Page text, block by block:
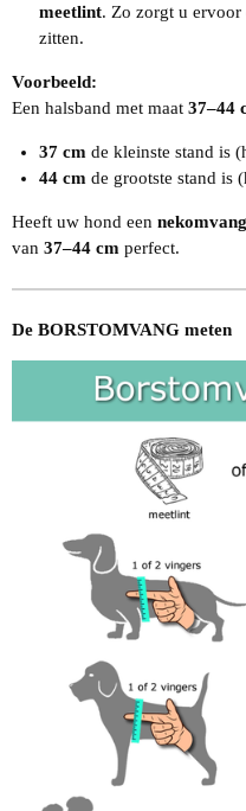
meetlint. Zo zorgt u ervoor
zitten.
Voorbeeld:
Een halsband met maat 37–44
37 cm de kleinste stand is
44 cm de grootste stand is
Heeft uw hond een
van 37–44 cm perfect.
De BORSTOMVANG meten